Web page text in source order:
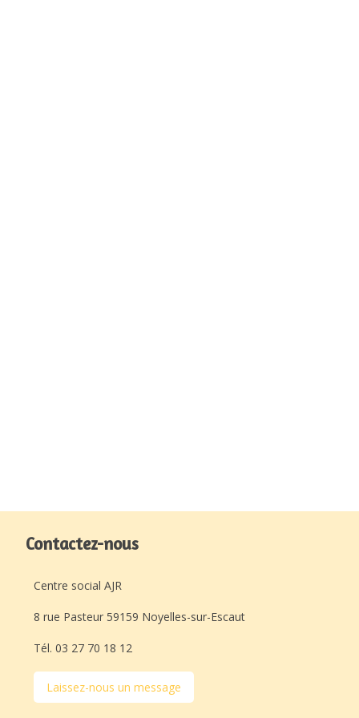
Contactez-nous
Centre social AJR
8 rue Pasteur 59159 Noyelles-sur-Escaut
Tél. 03 27 70 18 12
Laissez-nous un message